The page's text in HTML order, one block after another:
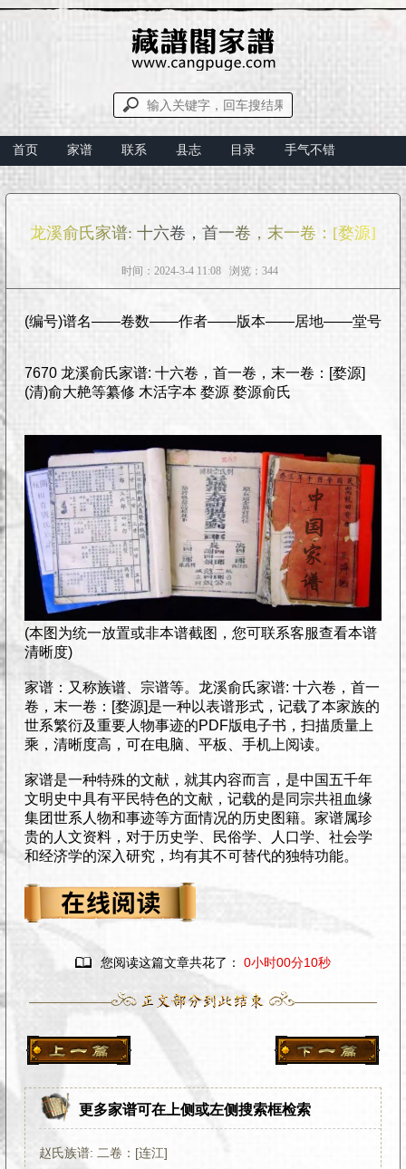
首页 家谱 联系 县志 目录 手气不错
龙溪俞氏家谱: 十六卷，首一卷，末一卷：[婺源]
时间：2024-3-4 11:08 浏览：344
(编号)谱名——卷数——作者——版本——居地——堂号
7670 龙溪俞氏家谱: 十六卷，首一卷，末一卷：[婺源]
(清)俞大赩等纂修 木活字本 婺源 婺源俞氏
(本图为统一放置或非本谱截图，您可联系客服查看本谱
清晰度)
家谱：又称族谱、宗谱等。龙溪俞氏家谱: 十六卷，首一
卷，末一卷：[婺源]是一种以表谱形式，记载了本家族的
世系繁衍及重要人物事迹的PDF版电子书，扫描质量上
乘，清晰度高，可在电脑、平板、手机上阅读。
家谱是一种特殊的文献，就其内容而言，是中国五千年
文明史中具有平民特色的文献，记载的是同宗共祖血缘
集团世系人物和事迹等方面情况的历史图籍。家谱属珍
贵的人文资料，对于历史学、民俗学、人口学、社会学
和经济学的深入研究，均有其不可替代的独特功能。
 您阅读这篇文章共花了： 0小时00分11秒
更多家谱可在上侧或左侧搜索框检索
赵氏族谱: 二卷：[连江]